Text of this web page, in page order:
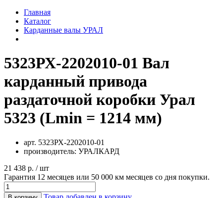
Главная
Каталог
Карданные валы УРАЛ
5323РХ-2202010-01 Вал
карданный привода
раздаточной коробки Урал
5323 (Lmin = 1214 мм)
арт. 5323РХ-2202010-01
производитель: УРАЛКАРД
21 438 р. / шт
Гарантия 12 месяцев или 50 000 км месяцев со дня покупки.